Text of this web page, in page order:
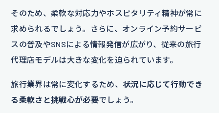
そのため、柔軟な対応力やホスピタリティ精神が常に
求められるでしょう。さらに、オンライン予約サービ
スの普及やSNSによる情報発信が広がり、従来の旅行
代理店モデルは大きな変化を迫られています。
旅行業界は常に変化するため、 状況に応じて行動でき
る柔軟さと挑戦心が必要でしょう。